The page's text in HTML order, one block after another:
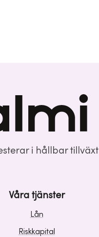
i hållbar tillväxt
Våra tjänster
Lån
Riskkapital